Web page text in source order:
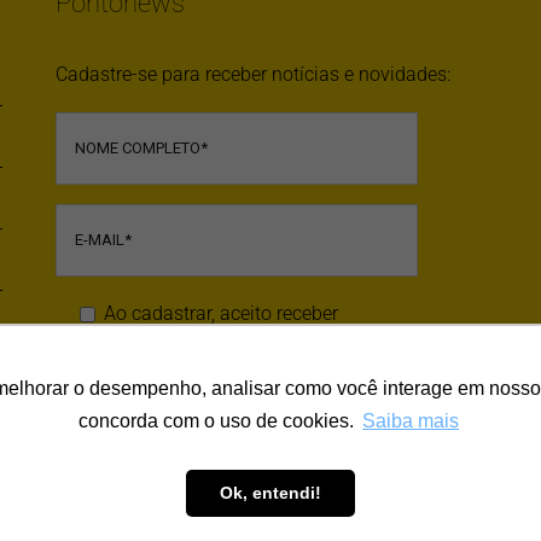
o desempenho, analisar como você interage em
concorda com o uso de cookies. Saiba mais
Ok, entendi!
Cadastre-se para receber notícias e novidades:
Ao cadastrar, aceito receber